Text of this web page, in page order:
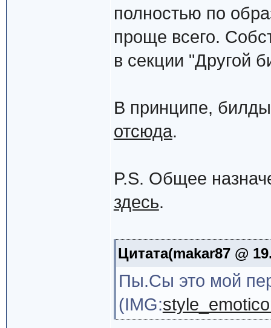
полностью по
проще всего.
в секции "Другой
В принципе,
отсюда.
P.S. Общее
здесь.
Цитата(makar87 @
Пы.Сы это мой
(IMG: